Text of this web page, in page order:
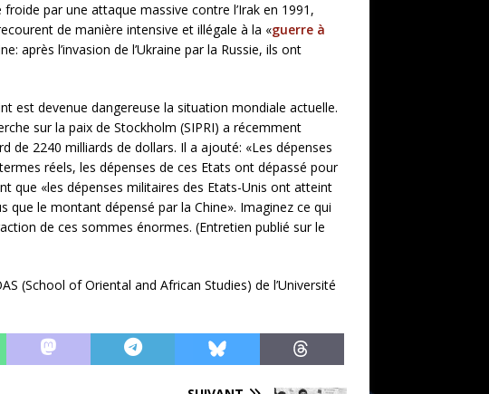
par une attaque massive contre l’Irak en 1991,
de manière intensive et illégale à la «guerre à
après l’invasion de l’Ukraine par la Russie, ils ont
est devenue dangereuse la situation mondiale actuelle.
sur la paix de Stockholm (SIPRI) a récemment
2240 milliards de dollars. Il a ajouté: «Les dépenses
réels, les dépenses de ces Etats ont dépassé pour
que «les dépenses militaires des Etats-Unis ont atteint
le montant dépensé par la Chine». Imaginez ce qui
de ces sommes énormes. (Entretien publié sur le
(School of Oriental and African Studies) de l’Université